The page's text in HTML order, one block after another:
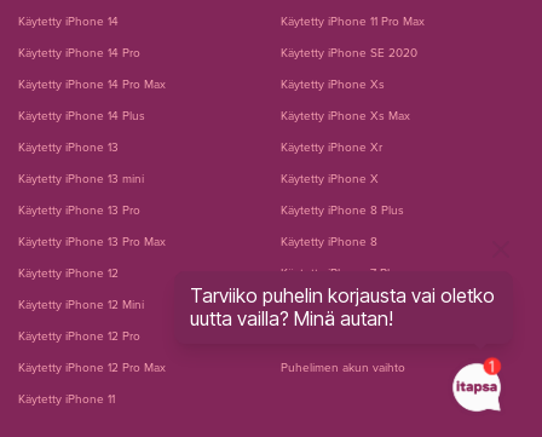
Käytetty iPhone 14
Käytetty iPhone 14 Pro
Käytetty iPhone 14 Pro Max
Käytetty iPhone 14 Plus
Käytetty iPhone 13
Käytetty iPhone 13 mini
Käytetty iPhone 13 Pro
Käytetty iPhone 13 Pro Max
Käytetty iPhone 12
Käytetty iPhone 12 Mini
Käytetty iPhone 12 Pro
Käytetty iPhone 12 Pro Max
Käytetty iPhone 11
Käytetty iPhone 11 Pro Max
Käytetty iPhone SE 2020
Käytetty iPhone Xs
Käytetty iPhone Xs Max
Käytetty iPhone Xr
Käytetty iPhone X
Käytetty iPhone 8 Plus
Käytetty iPhone 8
Käytetty iPhone 7 Plus
Käytetty iPhone 7
Puhelimen akun vaihto
Tarviiko puhelin korjausta vai oletko
uutta vailla? Minä autan!